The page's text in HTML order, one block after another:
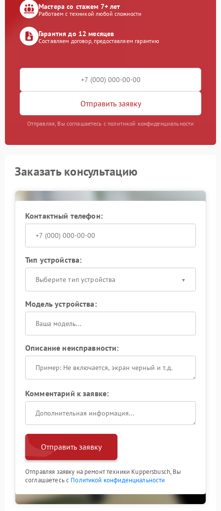
Мастера со стажем 7+ лет
Работаем с техникой любой сложности
Гарантия до 12 месяцев
Составляем договор, предоставляем гарантию
Отправить заявку
Отправляя, Вы соглашаетесь с политикой конфиденциальности
Заказать консультацию
Контактный телефон:
Тип устройства:
Выберите тип устройства
Модель устройства:
Описание неисправности:
Комментарий к заявке:
Отправить заявку
Отправляя заявку на ремонт техники Kuppersbusch, Вы
соглашаетесь с Политикой конфиденциальности